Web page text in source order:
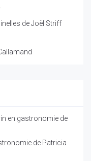
de Joël Striff
en gastronomie de
de Patricia